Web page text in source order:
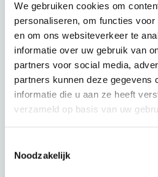
We gebruiken cookies om
personaliseren, om functies
en om ons websiteverkeer te
informatie over uw gebruik van
partners voor social media,
partners kunnen deze gegevens
informatie die u aan ze heeft
verzameld op basis van uw
Noodzakelijk
Totaalprijs
€19,99
Toevoegen aan
Stop dit product dan in je